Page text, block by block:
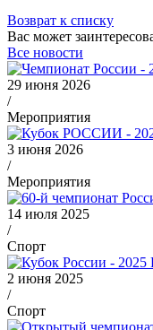
Возврат к списку
Вас может
Все новости
29 июня 2026
/
Мероприятия
3 июня 2026
/
Мероприятия
14 июля 2025
/
Спорт
2 июня 2025
/
Спорт